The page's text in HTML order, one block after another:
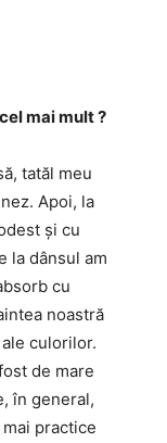
mai mult ?
tatăl meu
Apoi, la
și cu
la dânsul am
cu
noastră
culorilor.
de mare
în general,
practice